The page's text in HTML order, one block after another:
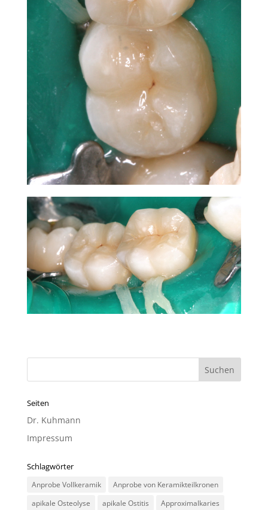
Seiten
Dr. Kuhmann
Impressum
Schlagwörter
Anprobe Vollkeramik
Anprobe von Keramikteilkronen
apikale Osteolyse
apikale Ostitis
Approximalkaries